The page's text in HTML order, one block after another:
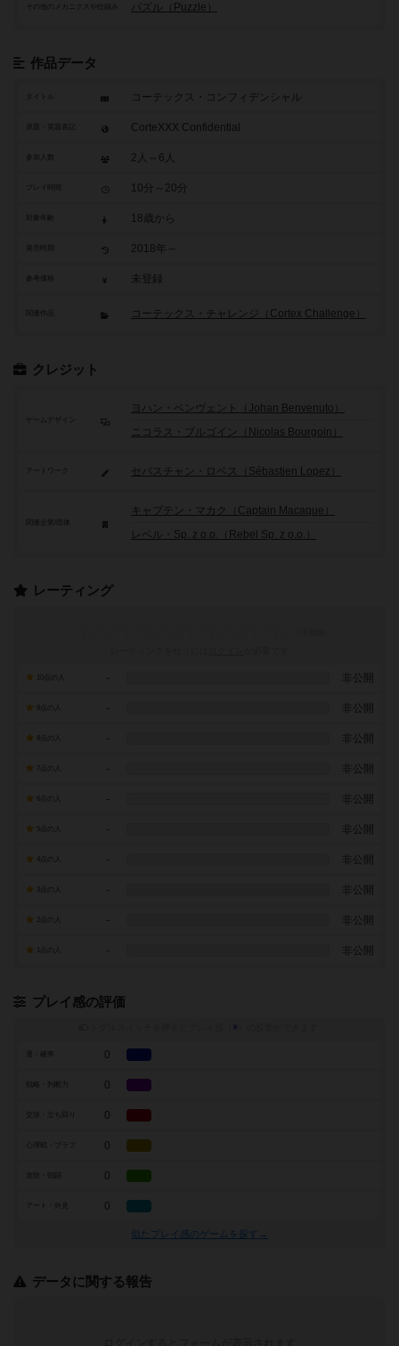
その他のメカニクスや仕組み パズル（Puzzle）
作品データ
タイトル コーテックス・コンフィデンシャル
CorteXXX Confidential
参加人数 2人～6人
10分～20分
18歳から
2018年～
参考価格 未登録
関連作品 コーテックス・チャレンジ（Cortex Challenge）
クレジット
ゲームデザイン
ヨハン・ベンヴェント（Johan Benvenuto）
ニコラス・ブルゴイン（Nicolas Bourgoin）
アートワーク セバスチャン・ロペス（Sébastien Lopez）
キャプテン・マカク（Captain Macaque）
レベル・Sp. z o.o.（Rebel Sp. z o.o.）
レーティング
- 非公開
- 非公開
- 非公開
7点の人 - 非公開
- 非公開
- 非公開
- 非公開
- 非公開
- 非公開
- 非公開
プレイ感の評価
※
0
戦略・判断力 0
0
0
0
アート・外見 0
似たプレイ感のゲームを探す→
データに関する報告